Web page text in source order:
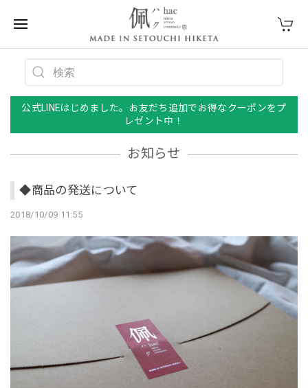
公式LINEはじめました。お友だち追加でお得なクーポンをプ
レゼント中！
お知らせ
◆商品の発送について
2018/10/09 11:55